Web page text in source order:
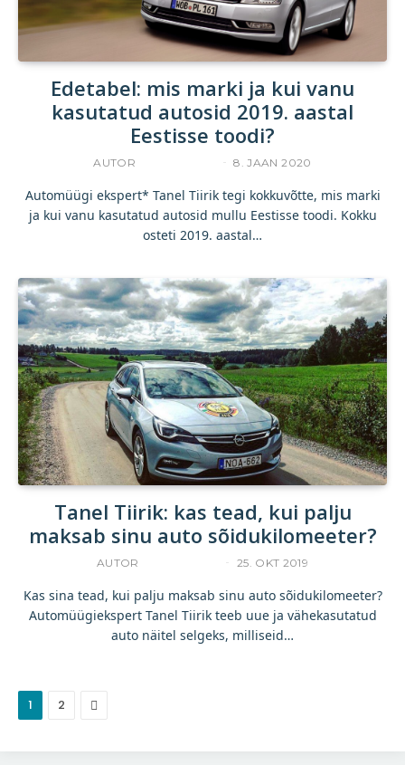
Edetabel: mis marki ja kui vanu
kasutatud autosid 2019. aastal
Eestisse toodi?
AUTOR 8. JAAN 2020
Automüügi ekspert* Tanel Tiirik tegi kokkuvõtte, mis marki
ja kui vanu kasutatud autosid mullu Eestisse toodi. Kokku
osteti 2019. aastal…
Tanel Tiirik: kas tead, kui palju
maksab sinu auto sõidukilomeeter?
AUTOR 25. OKT 2019
Kas sina tead, kui palju maksab sinu auto sõidukilomeeter?
Automüügiekspert Tanel Tiirik teeb uue ja vähekasutatud
auto näitel selgeks, milliseid…
1 2 Järgmine